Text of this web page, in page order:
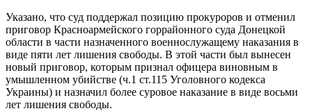
Указано, что суд поддержал позицию прокуроров и отменил
приговор Красноармейского горрайонного суда Донецкой
области в части назначенного военнослужащему наказания в
виде пяти лет лишения свободы. В этой части был вынесен
новый приговор, которым признал офицера виновным в
умышленном убийстве (ч.1 ст.115 Уголовного кодекса
Украины) и назначил более суровое наказание в виде восьми
лет лишения свободы.